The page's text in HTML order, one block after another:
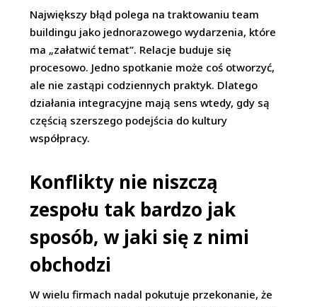
Największy błąd polega na traktowaniu team
buildingu jako jednorazowego wydarzenia, które
ma „załatwić temat”. Relacje buduje się
procesowo. Jedno spotkanie może coś otworzyć,
ale nie zastąpi codziennych praktyk. Dlatego
działania integracyjne mają sens wtedy, gdy są
częścią szerszego podejścia do kultury
współpracy.
Konflikty nie niszczą
zespołu tak bardzo jak
sposób, w jaki się z nimi
obchodzi
W wielu firmach nadal pokutuje przekonanie, że